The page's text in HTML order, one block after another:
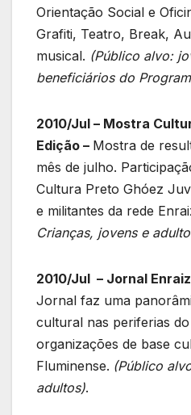
Orientação Social e
Grafiti, Teatro, Break,
musical. (Público alvo:
beneficiários do
2010/Jul – Mostra
Edição – Mostra de
mês de julho.
Cultura Preto Ghóez
e militantes da rede
Crianças, jovens e
2010/Jul – Jornal
Jornal faz uma
cultural nas periferias
organizações de base
Fluminense. (Público
adultos).